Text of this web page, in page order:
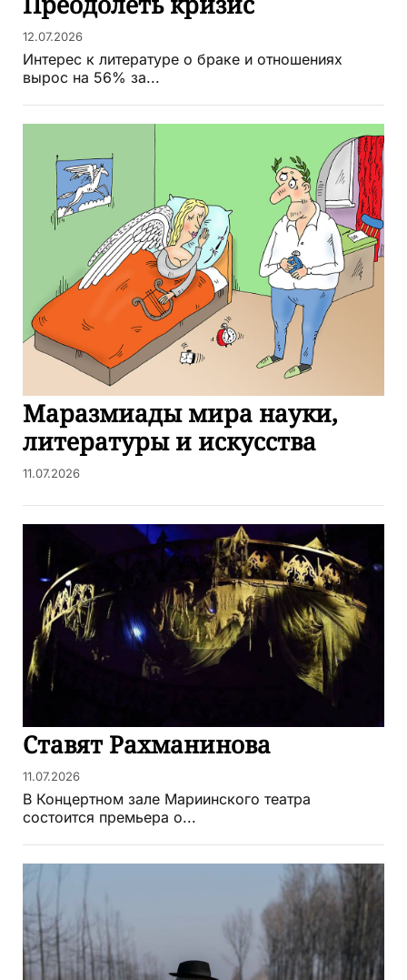
12.07.2026
Интерес к литературе о браке и отношениях
вырос на 56% за...
Маразмиады мира науки,
литературы и искусства
11.07.2026
Ставят Рахманинова
11.07.2026
В Концертном зале Мариинского театра
состоится премьера о...